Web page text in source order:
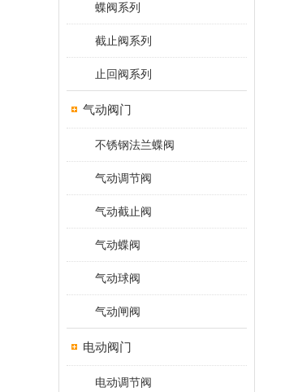
蝶阀系列
截止阀系列
止回阀系列
气动阀门
不锈钢法兰蝶阀
气动调节阀
气动截止阀
气动蝶阀
气动球阀
气动闸阀
电动阀门
电动调节阀